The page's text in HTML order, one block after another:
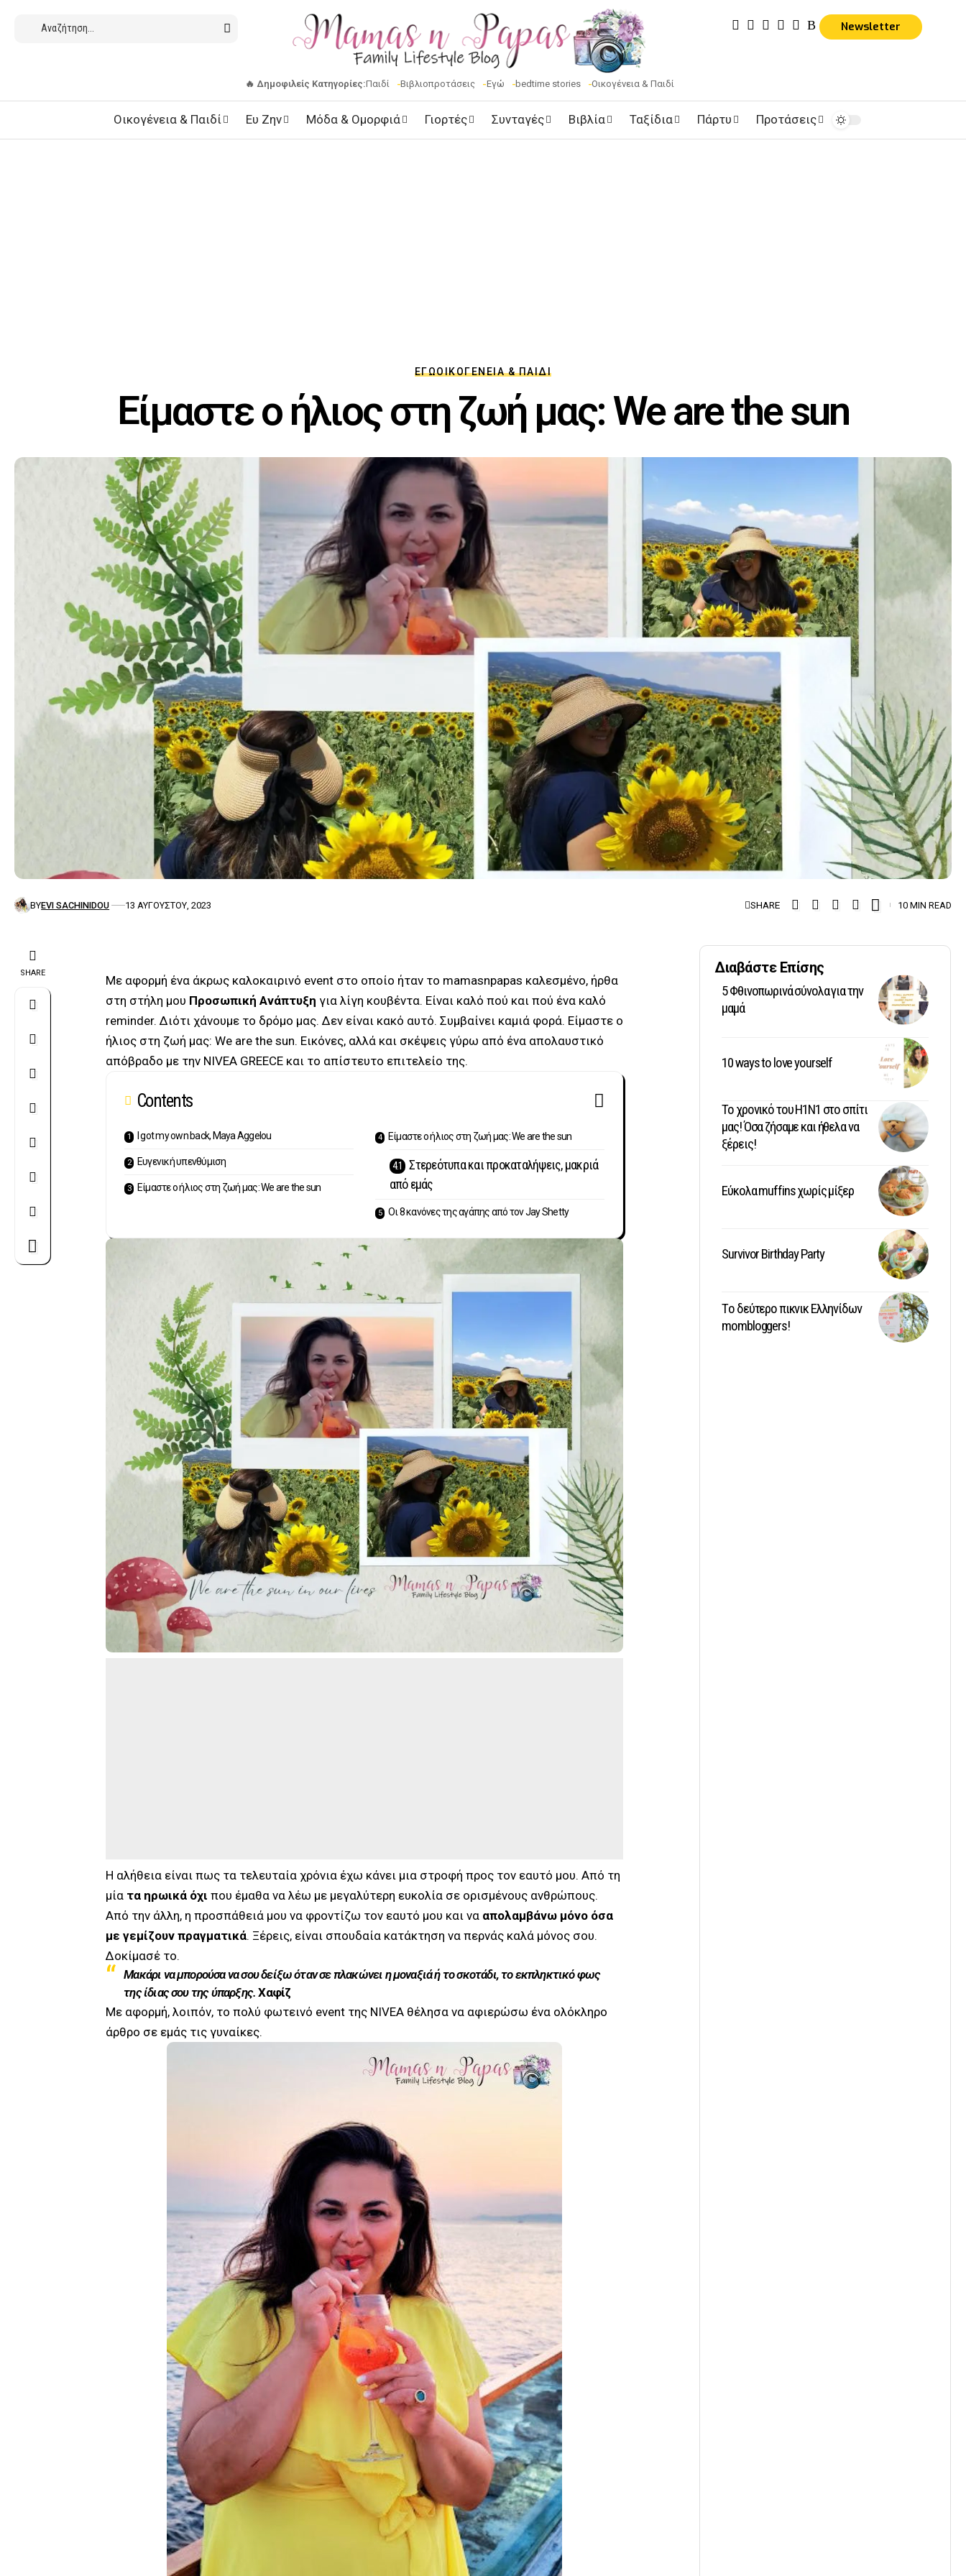
🔥 Δημοφιλείς Κατηγορίες:Παιδί Βιβλιοπροτάσεις Εγώ bedtime stories Οικογένεια & Παιδί
Newsletter
Οικογένεια & Παιδί Ευ Ζην Μόδα & Ομορφιά Γιορτές Συνταγές Βιβλία Ταξίδια Πάρτυ Προτάσεις
ΕΓΏΟΙΚΟΓΈΝΕΙΑ & ΠΑΙΔΊ
Είμαστε ο ήλιος στη ζωή μας: We are the sun
BYEVI SACHINIDOU 13 ΑΥΓΟΎΣΤΟΥ, 2023 SHARE 10 MIN READ
SHARE
Με αφορμή ένα άκρως καλοκαιρινό event στο οποίο ήταν το mamasnpapas καλεσμένο, ήρθα
στη στήλη μου Προσωπική Ανάπτυξη για λίγη κουβέντα. Είναι καλό πού και πού ένα καλό
reminder. Διότι χάνουμε το δρόμο μας. Δεν είναι κακό αυτό. Συμβαίνει καμιά φορά. Είμαστε ο
ήλιος στη ζωή μας: We are the sun. Εικόνες, αλλά και σκέψεις γύρω από ένα απολαυστικό
απόβραδο με την NIVEA GREECE και το απίστευτο επιτελείο της.
Contents
I got my own back, Maya Aggelou
Ευγενική υπενθύμιση
Είμαστε ο ήλιος στη ζωή μας: We are the sun
Είμαστε ο ήλιος στη ζωή μας: We are the sun
Στερεότυπα και προκαταλήψεις, μακριά
από εμάς
Οι 8 κανόνες της αγάπης από τον Jay Shetty
Η αλήθεια είναι πως τα τελευταία χρόνια έχω κάνει μια στροφή προς τον εαυτό μου. Από τη
μία τα ηρωικά όχι που έμαθα να λέω με μεγαλύτερη ευκολία σε ορισμένους ανθρώπους.
Από την άλλη, η προσπάθειά μου να φροντίζω τον εαυτό μου και να απολαμβάνω μόνο όσα
με γεμίζουν πραγματικά. Ξέρεις, είναι σπουδαία κατάκτηση να περνάς καλά μόνος σου.
Δοκίμασέ το.
Μακάρι να μπορούσα να σου δείξω όταν σε πλακώνει η μοναξιά ή το σκοτάδι, το εκπληκτικό φως
της ίδιας σου της ύπαρξης. Χαφίζ
Με αφορμή, λοιπόν, το πολύ φωτεινό event της NIVEA θέλησα να αφιερώσω ένα ολόκληρο
άρθρο σε εμάς τις γυναίκες.
Διαβάστε Επίσης
5 Φθινοπωρινά σύνολα για την
μαμά
10 ways to love yourself
Το χρονικό του Η1Ν1 στο σπίτι
μας! Όσα ζήσαμε και ήθελα να
ξέρεις!
Εύκολα muffins χωρίς μίξερ
Survivor Birthday Party
Tο δεύτερο πικνικ Ελληνίδων
mombloggers!